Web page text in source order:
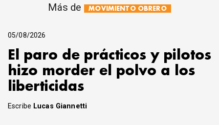
Más de MOVIMIENTO OBRERO
05/08/2026
El paro de prácticos y pilotos
hizo morder el polvo a los
liberticidas
Escribe Lucas Giannetti